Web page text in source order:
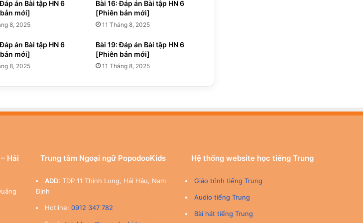
án Bài tập HN 6
mới]
8, 2025
Bài 16: Đáp án Bài tập HN 6
[Phiên bản mới]
11 Tháng 8, 2025
án Bài tập HN 6
mới]
8, 2025
Bài 19: Đáp án Bài tập HN 6
[Phiên bản mới]
11 Tháng 8, 2025
Hải
Trung tâm Ngoại ngữ PopodooKids
ADD: TDP 11 Thịnh Long, Hải Hậu, Nam
Định
Hotline: 0912 347 782
Hệ thống website học tiếng Trung
Giáo trình tiếng Trung
Audio tiếng Trung
Bài hát tiếng Trung